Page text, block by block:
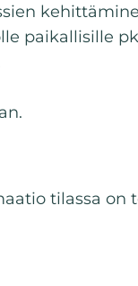
paikallisille
tilassa on